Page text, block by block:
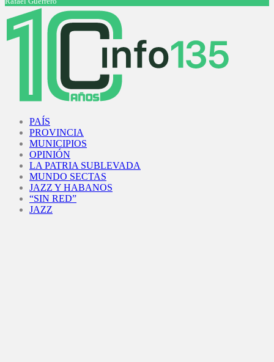
PAÍS
PROVINCIA
MUNICIPIOS
OPINIÓN
LA PATRIA SUBLEVADA
MUNDO SECTAS
JAZZ Y HABANOS
“SIN RED”
JAZZ